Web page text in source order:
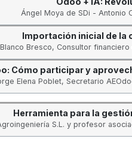
Ángel Moya de SDi - Antonio
Importación inicial de la
Bresco, Consultor
Cómo participar y
Elena Poblet, Secretario
Herramienta para la
S.L. y profesor